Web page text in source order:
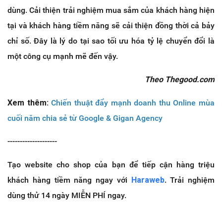
dùng. Cải thiện trải nghiệm mua sắm của khách hàng hiện
tại và khách hàng tiềm năng sẽ cải thiện đồng thời cả bảy
chỉ số. Đây là lý do tại sao tối ưu hóa tỷ lệ chuyển đổi là
một công cụ mạnh mẽ đến vậy.
Theo Thegood.com
Xem thêm:Chiến thuật đẩy mạnh doanh thu Online mùa
cuối năm chia sẻ từ Google & Gigan Agency
--------------------
Tạo website cho shop của bạn để tiếp cận hàng triệu
khách hàng tiềm năng ngay với Haraweb. Trải nghiệm
dùng thử 14 ngày MIỄN PHÍ ngay.